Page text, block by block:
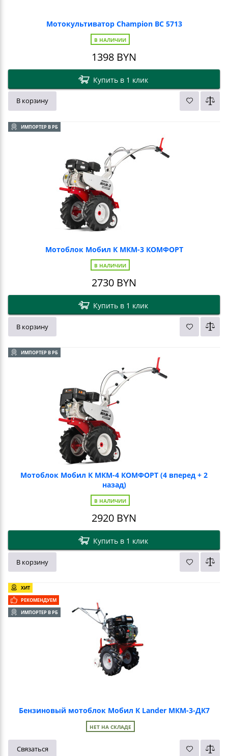
Мотокультиватор Champion ВC 5713
В НАЛИЧИИ
1398 BYN
Купить в 1 клик
В корзину
ИМПОРТЕР В РБ
Мотоблок Мобил К МКМ-3 КОМФОРТ
В НАЛИЧИИ
2730 BYN
Купить в 1 клик
В корзину
ИМПОРТЕР В РБ
Мотоблок Мобил К МКМ-4 КОМФОРТ (4 вперед + 2
назад)
В НАЛИЧИИ
2920 BYN
Купить в 1 клик
В корзину
ХИТ
РЕКОМЕНДУЕМ
ИМПОРТЕР В РБ
Бензиновый мотоблок Мобил К Lander МКМ-3-ДК7
НЕТ НА СКЛАДЕ
Связаться